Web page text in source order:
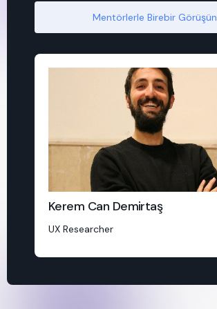
Mentörlerle Birebir Görüşün
Kerem Can Demirtaş
UX Researcher